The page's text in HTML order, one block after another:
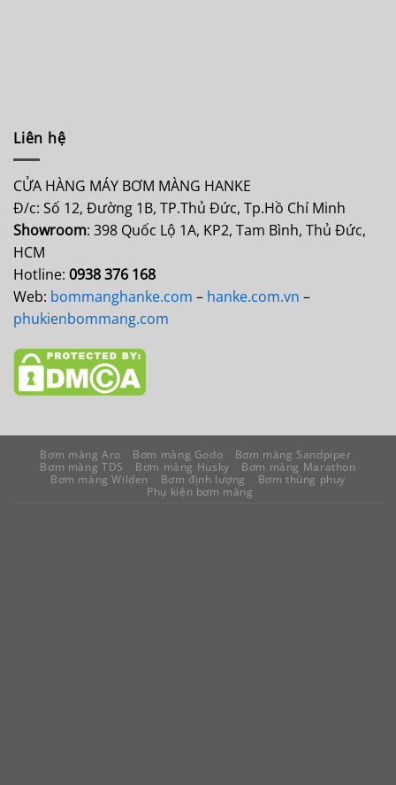
Liên hệ
CỬA HÀNG MÁY BƠM MÀNG HANKE
Đ/c: Số 12, Đường 1B, TP.Thủ Đức, Tp.Hồ Chí Minh
Showroom: 398 Quốc Lộ 1A, KP2, Tam Bình, Thủ Đức,
HCM
Hotline: 0938 376 168
Web: bommanghanke.com – hanke.com.vn –
phukienbommang.com
Bơm màng Aro Bơm màng Godo
Bơm màng Sandpiper
Bơm màng TDS
Bơm màng Husky
Bơm màng Marathon
Bơm màng Wilden
Bơm định lượng
Bơm thùng phuy
Phụ kiện bơm màng